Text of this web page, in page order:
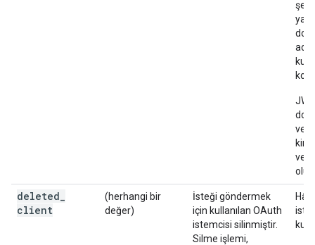
ve
deleted
client
(herhangi bir
değer)
İsteği göndermek
için kullanılan OAuth
istemcisi silinmiştir.
Silme işlemi,